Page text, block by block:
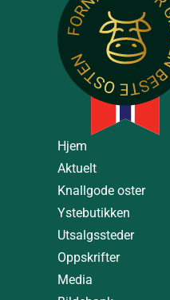
Hjem
Aktuelt
Knallgode oster
Ystebutikken
Utsalgssteder
Oppskrifter
Media